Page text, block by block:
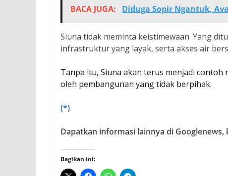
BACA JUGA: Diduga Sopir Ngantuk,
Siuna tidak meminta keistimewaan. Yang
infrastruktur yang layak, serta akses air
Tanpa itu, Siuna akan terus menjadi
oleh pembangunan yang tidak berpihak.
(*)
Dapatkan informasi lainnya di Googlenews,
Bagikan ini: